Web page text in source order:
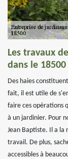
Les travaux
dans le
Des haies
fait, il est utile de
faire ces opérations
à un jardinier. Pour
Jean Baptiste. Il a
travail. De plus,
accessibles à